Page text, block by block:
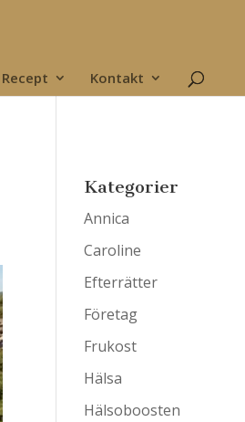
Recept Kontakt
Kategorier
Annica
Caroline
Efterrätter
Företag
Frukost
Hälsa
Hälsoboosten